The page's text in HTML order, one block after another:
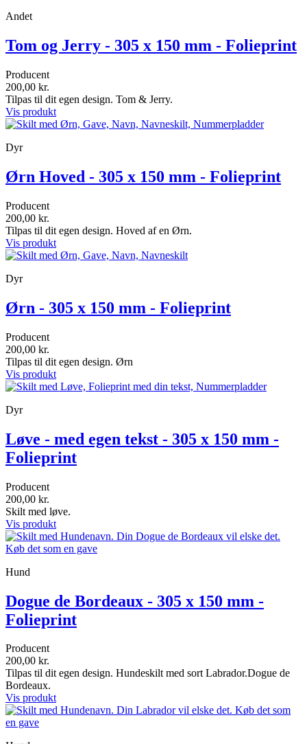
Andet
Tom og Jerry - 305 x 150 mm - Folieprint
Producent
200,00 kr.
Tilpas til dit egen design. Tom & Jerry.
Vis produkt
Dyr
Ørn Hoved - 305 x 150 mm - Folieprint
Producent
200,00 kr.
Tilpas til dit egen design. Hoved af en Ørn.
Vis produkt
Dyr
Ørn - 305 x 150 mm - Folieprint
Producent
200,00 kr.
Tilpas til dit egen design. Ørn
Vis produkt
Dyr
Løve - med egen tekst - 305 x 150 mm -
Folieprint
Producent
200,00 kr.
Skilt med løve.
Vis produkt
Hund
Dogue de Bordeaux - 305 x 150 mm -
Folieprint
Producent
200,00 kr.
Tilpas til dit egen design. Hundeskilt med sort Labrador.Dogue de
Bordeaux.
Vis produkt